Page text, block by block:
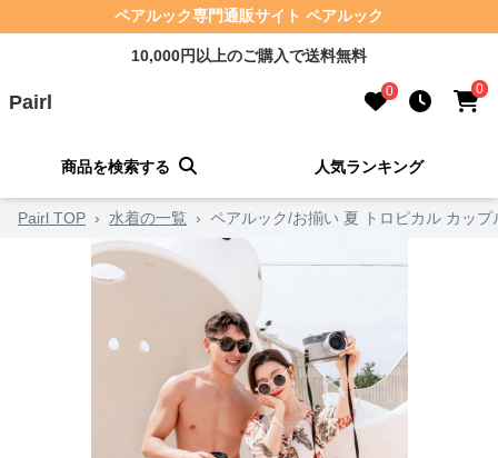
ペアルック専門通販サイト ペアルック
10,000円以上のご購入で送料無料
Pairl 0 0
商品を検索する 人気ランキング
Pairl TOP › 水着の一覧 › ペアルック/お揃い 夏 トロピカル カッ